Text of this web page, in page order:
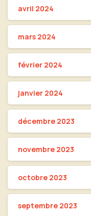
avril 2024
mars 2024
février 2024
janvier 2024
décembre 2023
novembre 2023
octobre 2023
septembre 2023